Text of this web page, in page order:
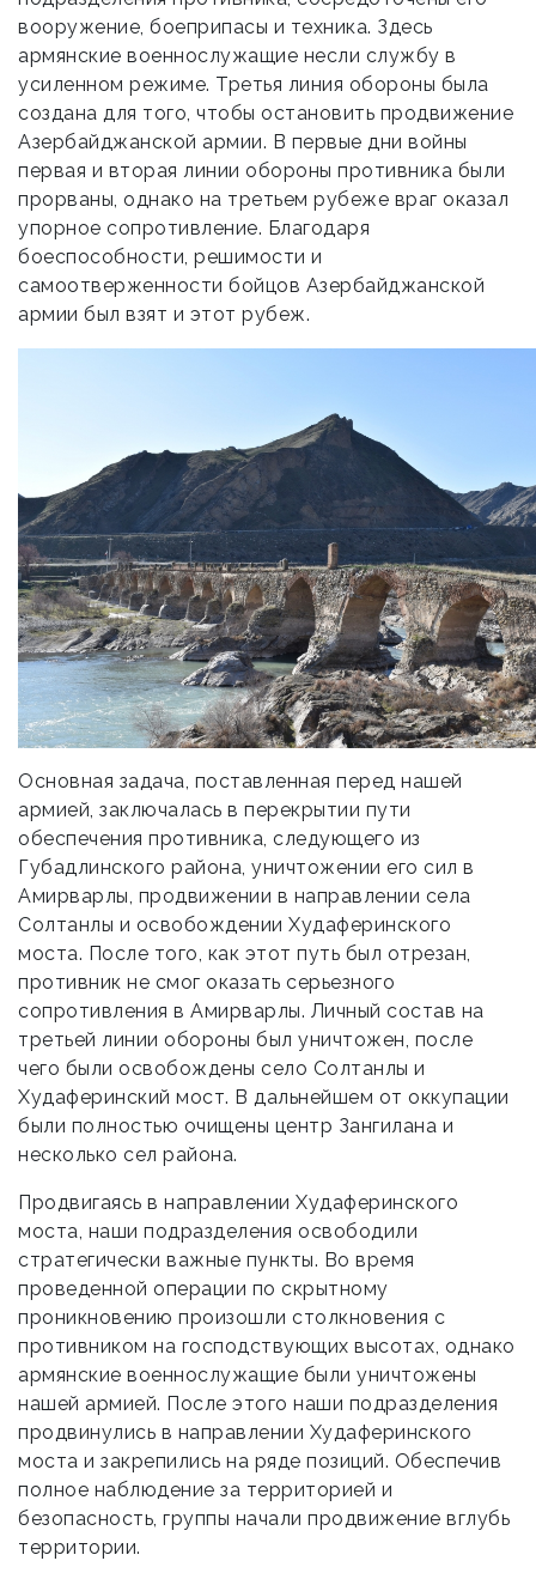
вооружение, боеприпасы и техника. Здесь
армянские военнослужащие несли службу в
усиленном режиме. Третья линия обороны была
создана для того, чтобы остановить продвижение
Азербайджанской армии. В первые дни войны
первая и вторая линии обороны противника были
прорваны, однако на третьем рубеже враг оказал
упорное сопротивление. Благодаря
боеспособности, решимости и
самоотверженности бойцов Азербайджанской
армии был взят и этот рубеж.
Основная задача, поставленная перед нашей
армией, заключалась в перекрытии пути
обеспечения противника, следующего из
Губадлинского района, уничтожении его сил в
Амирварлы, продвижении в направлении села
Солтанлы и освобождении Худаферинского
моста. После того, как этот путь был отрезан,
противник не смог оказать серьезного
сопротивления в Амирварлы. Личный состав на
третьей линии обороны был уничтожен, после
чего были освобождены село Солтанлы и
Худаферинский мост. В дальнейшем от оккупации
были полностью очищены центр Зангилана и
несколько сел района.
Продвигаясь в направлении Худаферинского
моста, наши подразделения освободили
стратегически важные пункты. Во время
проведенной операции по скрытному
проникновению произошли столкновения с
противником на господствующих высотах, однако
армянские военнослужащие были уничтожены
нашей армией. После этого наши подразделения
продвинулись в направлении Худаферинского
моста и закрепились на ряде позиций. Обеспечив
полное наблюдение за территорией и
безопасность, группы начали продвижение вглубь
территории.